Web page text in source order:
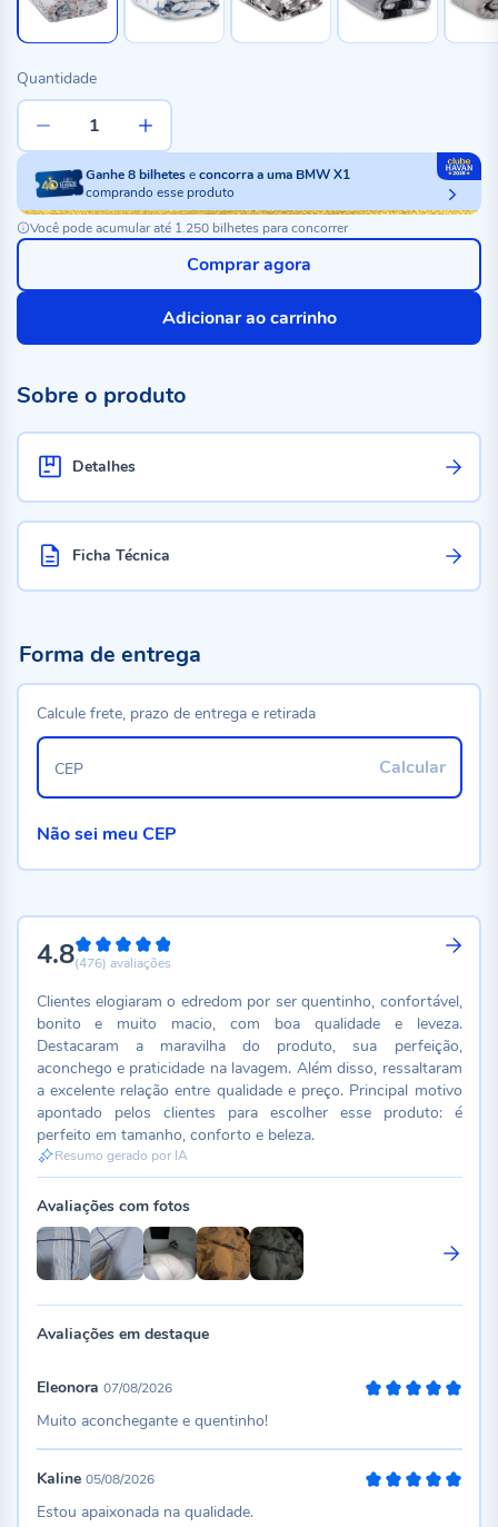
Quantidade
Ganhe8bilheteseconcorra a uma BMW X1
comprando esse produto
Você pode acumular até 1.250 bilhetes para concorrer
Adicionar ao carrinho
Comprar agora
Sobre o produto
Detalhes
Ficha Técnica
4.896%
(476) avaliações
Clientes elogiaram o edredom por ser quentinho, confortável,
bonito e muito macio, com boa qualidade e leveza.
Destacaram a maravilha do produto, sua perfeição,
aconchego e praticidade na lavagem. Além disso, ressaltaram
a excelente relação entre qualidade e preço. Principal motivo
apontado pelos clientes para escolher esse produto: é
perfeito em tamanho, conforto e beleza.
Resumo gerado por IA
Avaliações com fotos
Avaliações em destaque
Eleonora 07/08/2026
Muito aconchegante e quentinho!
Kaline 05/08/2026
Estou apaixonada na qualidade.
Forma de entrega
Calcule frete, prazo de entrega e retirada
Calcular
CEP
Não sei meu CEP